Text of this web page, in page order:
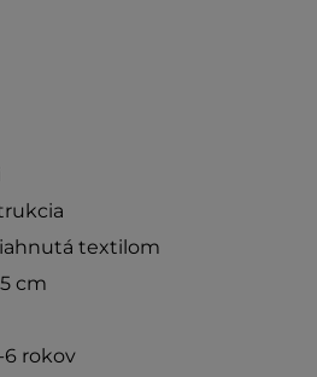
textilom
cm
6 rokov